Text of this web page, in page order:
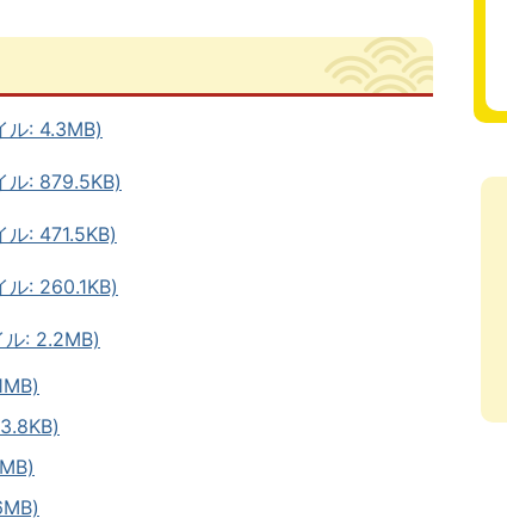
ル: 4.3MB)
ル: 879.5KB)
: 471.5KB)
: 260.1KB)
ル: 2.2MB)